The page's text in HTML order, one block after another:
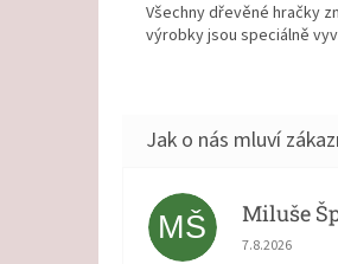
Všechny dřevěné hračky
výrobky jsou speciálně
MŠ Hodnocení
7.8.2026